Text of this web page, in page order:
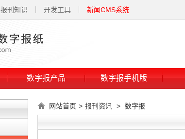
报刊知识 开发工具 新闻CMS系统
数字报产品 数字报手机版
网站首页 > 报刊资讯 > 数字报